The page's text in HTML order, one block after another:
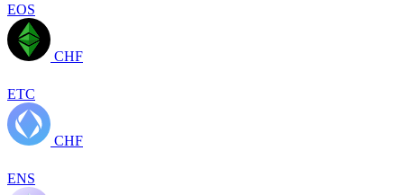
EOS
CHF
ETC
CHF
ENS